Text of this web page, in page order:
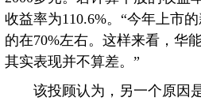
收益率为110.6%。“今年上市
的在70%左右。这样来看，华
其实表现并不算差。”
该投顾认为，另一个原因